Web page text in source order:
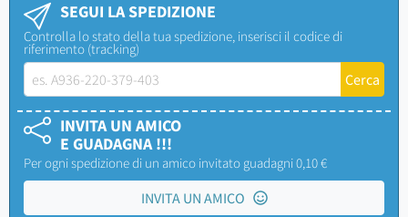
SEGUI LA SPEDIZIONE
Controlla lo stato della tua spedizione, inserisci il codice di
riferimento (tracking)
INVITA UN AMICO
E GUADAGNA !!!
Per ogni spedizione di un amico invitato guadagni 0,10 €
INVITA UN AMICO